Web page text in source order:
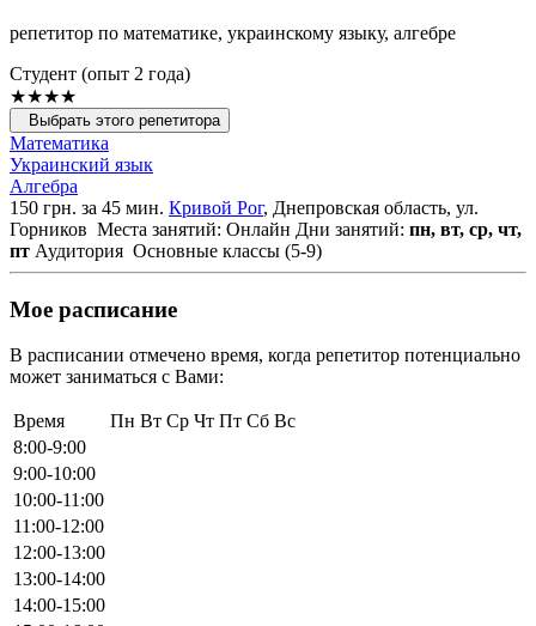
репетитор по математике, украинскому языку, алгебре
Cтудент (опыт 2 года)
★★★★
Выбрать этого репетитора
Математика
Украинский язык
Алгебра
150 грн. за 45 мин. Кривой Рог, Днепровская область, ул.
Горников Места занятий: Онлайн Дни занятий: пн, вт, ср, чт,
пт Аудитория Основные классы (5-9)
Мое расписание
В расписании отмечено время, когда репетитор потенциально
может заниматься с Вами:
Время Пн Вт Ср Чт Пт Сб Вс
8:00-9:00
9:00-10:00
10:00-11:00
11:00-12:00
12:00-13:00
13:00-14:00
14:00-15:00